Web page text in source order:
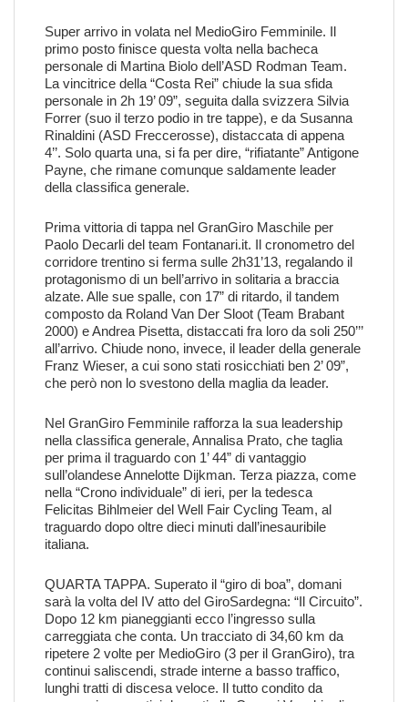
Super arrivo in volata nel MedioGiro Femminile. Il
primo posto finisce questa volta nella bacheca
personale di Martina Biolo dell’ASD Rodman Team.
La vincitrice della “Costa Rei” chiude la sua sfida
personale in 2h 19’ 09”, seguita dalla svizzera Silvia
Forrer (suo il terzo podio in tre tappe), e da Susanna
Rinaldini (ASD Freccerosse), distaccata di appena
4’’. Solo quarta una, si fa per dire, “rifiatante” Antigone
Payne, che rimane comunque saldamente leader
della classifica generale.
Prima vittoria di tappa nel GranGiro Maschile per
Paolo Decarli del team Fontanari.it. Il cronometro del
corridore trentino si ferma sulle 2h31’13, regalando il
protagonismo di un bell’arrivo in solitaria a braccia
alzate. Alle sue spalle, con 17” di ritardo, il tandem
composto da Roland Van Der Sloot (Team Brabant
2000) e Andrea Pisetta, distaccati fra loro da soli 250’’’
all’arrivo. Chiude nono, invece, il leader della generale
Franz Wieser, a cui sono stati rosicchiati ben 2’ 09”,
che però non lo svestono della maglia da leader.
Nel GranGiro Femminile rafforza la sua leadership
nella classifica generale, Annalisa Prato, che taglia
per prima il traguardo con 1’ 44” di vantaggio
sull’olandese Annelotte Dijkman. Terza piazza, come
nella “Crono individuale” di ieri, per la tedesca
Felicitas Bihlmeier del Well Fair Cycling Team, al
traguardo dopo oltre dieci minuti dall’inesauribile
italiana.
QUARTA TAPPA. Superato il “giro di boa”, domani
sarà la volta del IV atto del GiroSardegna: “Il Circuito”.
Dopo 12 km pianeggianti ecco l’ingresso sulla
carreggiata che conta. Un tracciato di 34,60 km da
ripetere 2 volte per MedioGiro (3 per il GranGiro), tra
continui saliscendi, strade interne a basso traffico,
lunghi tratti di discesa veloce. Il tutto condito da